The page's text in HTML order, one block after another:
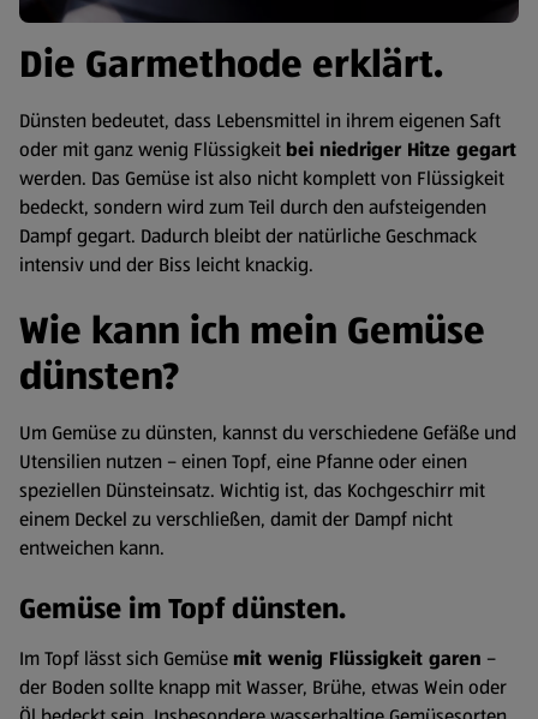
Die Garmethode erklärt.
Dünsten bedeutet, dass Lebensmittel in ihrem eigenen Saft
oder mit ganz wenig Flüssigkeit bei niedriger Hitze gegart
werden. Das Gemüse ist also nicht komplett von Flüssigkeit
bedeckt, sondern wird zum Teil durch den aufsteigenden
Dampf gegart. Dadurch bleibt der natürliche Geschmack
intensiv und der Biss leicht knackig.
Wie kann ich mein Gemüse
dünsten?
Um Gemüse zu dünsten, kannst du verschiedene Gefäße und
Utensilien nutzen – einen Topf, eine Pfanne oder einen
speziellen Dünsteinsatz. Wichtig ist, das Kochgeschirr mit
einem Deckel zu verschließen, damit der Dampf nicht
entweichen kann.
Gemüse im Topf dünsten.
Im Topf lässt sich Gemüse mit wenig Flüssigkeit garen –
der Boden sollte knapp mit Wasser, Brühe, etwas Wein oder